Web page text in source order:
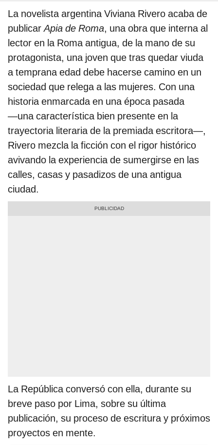
La novelista argentina Viviana Rivero acaba de
publicarApia de Roma, una obra que interna al
lector en la Roma antigua, de la mano de su
protagonista, una joven que tras quedar viuda
a temprana edad debe hacerse camino en un
sociedad que relega a las mujeres. Con una
historia enmarcada en una época pasada
―una característica bien presente en la
trayectoria literaria de la premiada escritora―,
Rivero mezcla la ficción con el rigor histórico
avivando la experiencia de sumergirse en las
calles, casas y pasadizos de una antigua
ciudad.
La República conversó con ella, durante su
breve paso por Lima, sobre su última
publicación, su proceso de escritura y próximos
proyectos en mente.